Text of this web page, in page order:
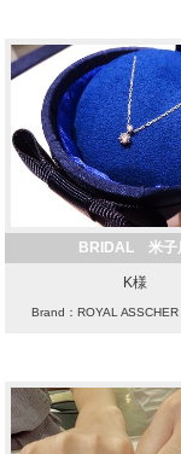
BRIDAL 米子
K様
Brand：ROYAL